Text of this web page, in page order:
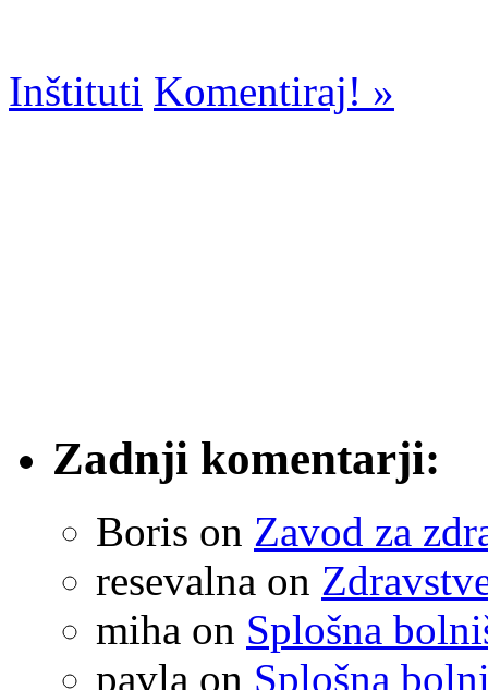
Inštituti Komentiraj! »
Zadnji komentarji:
Boris on Zavod za
resevalna on
miha on Splošna
pavla on Splošna